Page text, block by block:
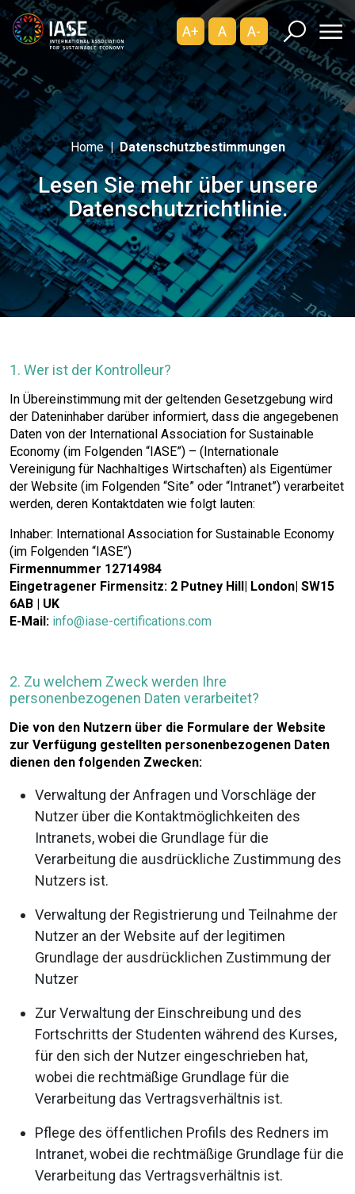
A+ A A-
Home Datenschutzbestimmungen
Lesen Sie mehr über unsere
Datenschutzrichtlinie.
1. Wer ist der Kontrolleur?
In Übereinstimmung mit der geltenden Gesetzgebung wird
der Dateninhaber darüber informiert, dass die angegebenen
Daten von der International Association for Sustainable
Economy (im Folgenden “IASE”) – (Internationale
Vereinigung für Nachhaltiges Wirtschaften) als Eigentümer
der Website (im Folgenden “Site” oder “Intranet”) verarbeitet
werden, deren Kontaktdaten wie folgt lauten:
Inhaber: International Association for Sustainable Economy
(im Folgenden “IASE”)
Firmennummer 12714984
Eingetragener Firmensitz: 2 Putney Hill| London| SW15
6AB | UK
E-Mail: info@iase-certifications.com
2. Zu welchem Zweck werden Ihre
personenbezogenen Daten verarbeitet?
Die von den Nutzern über die Formulare der Website
zur Verfügung gestellten personenbezogenen Daten
dienen den folgenden Zwecken:
Verwaltung der Anfragen und Vorschläge der
Nutzer über die Kontaktmöglichkeiten des
Intranets, wobei die Grundlage für die
Verarbeitung die ausdrückliche Zustimmung des
Nutzers ist.
Verwaltung der Registrierung und Teilnahme der
Nutzer an der Website auf der legitimen
Grundlage der ausdrücklichen Zustimmung der
Nutzer
Zur Verwaltung der Einschreibung und des
Fortschritts der Studenten während des Kurses,
für den sich der Nutzer eingeschrieben hat,
wobei die rechtmäßige Grundlage für die
Verarbeitung das Vertragsverhältnis ist.
Pflege des öffentlichen Profils des Redners im
Intranet, wobei die rechtmäßige Grundlage für die
Verarbeitung das Vertragsverhältnis ist.